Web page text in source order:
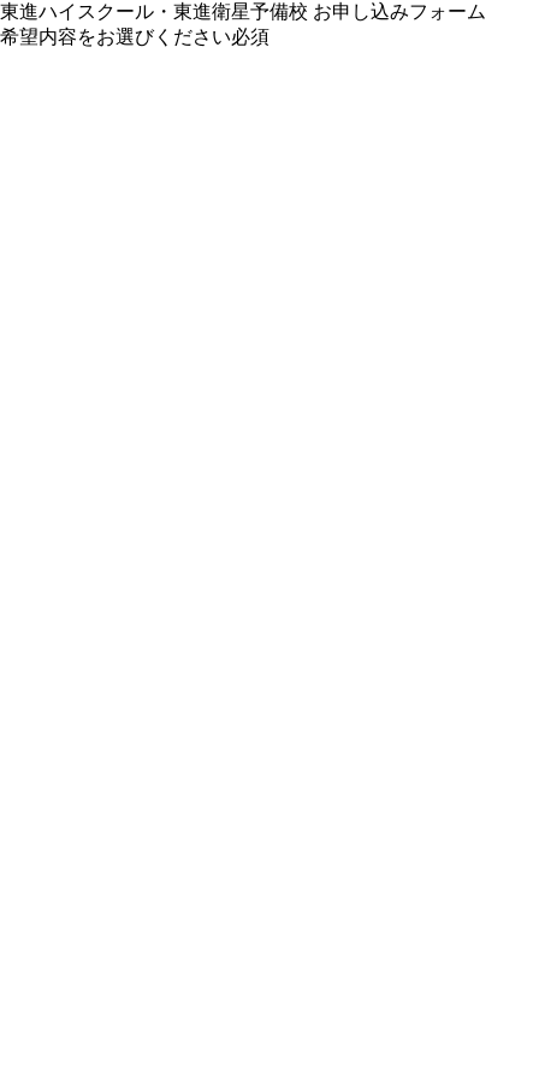
東進ハイスクール・東進衛星予備校 お申し込みフォーム
希望内容をお選びください必須